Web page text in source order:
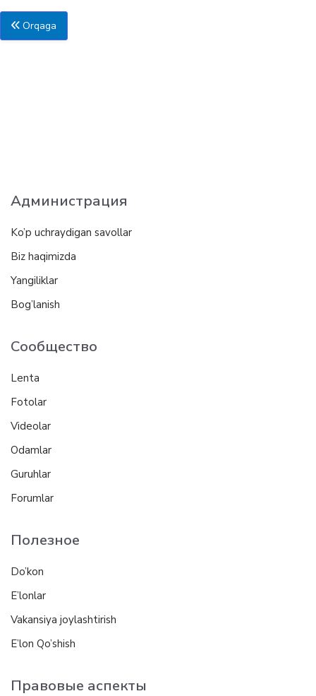
Orqaga
Администрация
Ko’p uchraydigan savollar
Biz haqimizda
Yangiliklar
Bog’lanish
Сообщество
Lenta
Fotolar
Videolar
Odamlar
Guruhlar
Forumlar
Полезное
Do’kon
E’lonlar
Vakansiya joylashtirish
E’lon Qo’shish
Правовые аспекты